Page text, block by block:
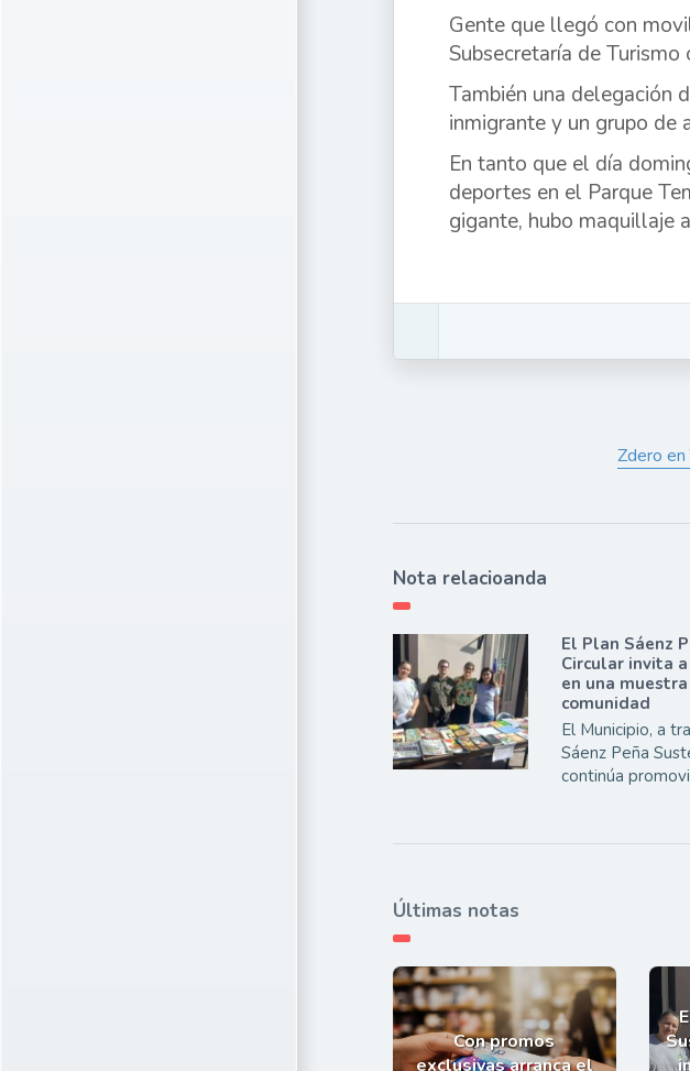
Gente que llegó con
Subsecretaría de
También una delegación
inmigrante y un grupo de
En tanto que el día
deportes en el Parque
gigante, hubo maquillaje
Zdero en
Nota relacioanda
El Plan Sáenz
Circular invita a
en una
comunidad
El Municipio, a
Sáenz Peña
continúa
Últimas notas
Con promos
exclusivas arranca el